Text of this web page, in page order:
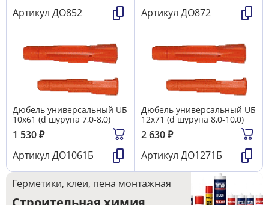
Артикул ДО852
Артикул ДО872
Дюбель универсальный UБ
10х61 (d шурупа 7,0-8,0)
1 530₽
Артикул ДО1061Б
Дюбель универсальный UБ
12х71 (d шурупа 8,0-10,0)
2 630₽
Артикул ДО1271Б
Герметики, клеи, пена монтажная